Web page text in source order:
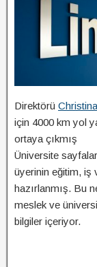
Direktörü
için 4000 km yol
ortaya çıkmış
Üniversite
üyerinin eğitim, iş
hazırlanmış. Bu
meslek ve
bilgiler içeriyor.